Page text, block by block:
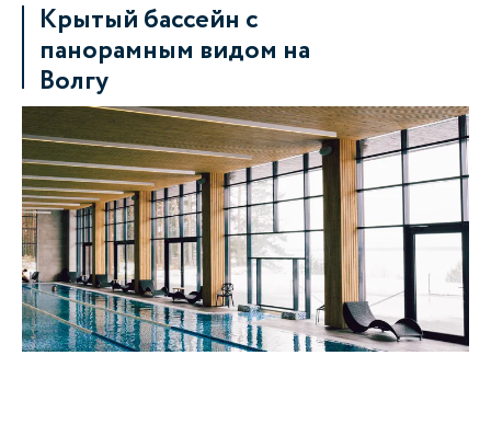
Крытый бассейн с
панорамным видом на
Волгу